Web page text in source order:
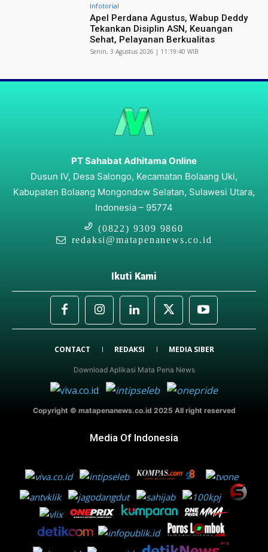
Infotorial
Apel Perdana Agustus, Wabup Deddy
Tekankan Disiplin ASN, Keuangan
Sehat, Pelayanan Berkualitas
Senin, 3 Agustus 2026 | 11:19:40 WIB
PT Sahabat Adhitama Online
Dusun IV, Desa Salongo, Kecamatan Bolaang Uki,
Kabupaten Bolaang Mongondow Selatan, Sulawesi Utara,
Indonesia – 95774
(0822) 9309 9860
redaksi@matapenanews.co.id
Ikuti Kami
CONTACT REDAKSI MEDIA SIBER
Download Aplikasi Mata Pena News
Copyright © matapenanews.co.id 2025 All right reserved
Media Of Indonesia